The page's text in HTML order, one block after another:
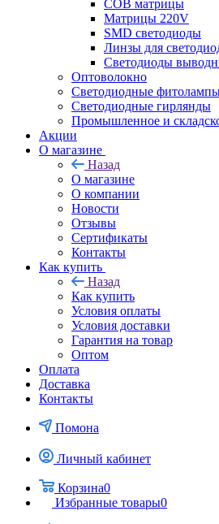
COB матрицы
Матрицы 220V
SMD светодиоды
Линзы для
Светодиоды
Оптоволокно
Светодиодные
Светодиодные гирлянды
Промышленное и
Акции
О магазине
Назад
О магазине
О компании
Новости
Отзывы
Сертификаты
Контакты
Как купить
Назад
Как купить
Условия оплаты
Условия доставки
Гарантия на товар
Оптом
Оплата
Доставка
Контакты
Помона
Личный кабинет
Корзина0
Избранные товары0